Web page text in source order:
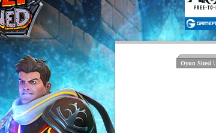
Oyun Sitesi